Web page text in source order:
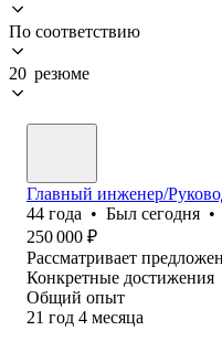
По соответствию
20 резюме
Главный инженер/
44 года • Был сегодня •
250 000 ₽
Рассматривает
Конкретные достижения
Общий опыт
21 год 4 месяца